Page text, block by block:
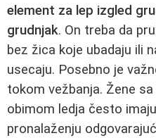
element za lep izgled
grudnjak. On treba da
bez žica koje ubadaju ili
usecaju. Posebno je
tokom vežbanja. Žene
obimom ledja često
pronalaženju